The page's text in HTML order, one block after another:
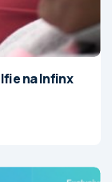
na Infinx